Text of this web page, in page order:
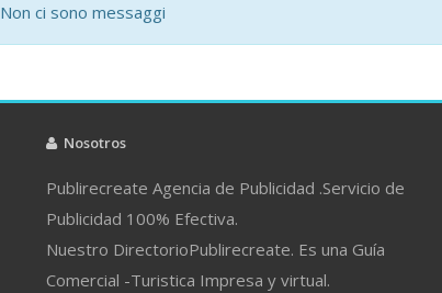
Non ci sono messaggi
Nosotros
Publirecreate Agencia de Publicidad .Servicio de
Publicidad 100% Efectiva.
Nuestro DirectorioPublirecreate. Es una Guía
Comercial -Turistica Impresa y virtual.